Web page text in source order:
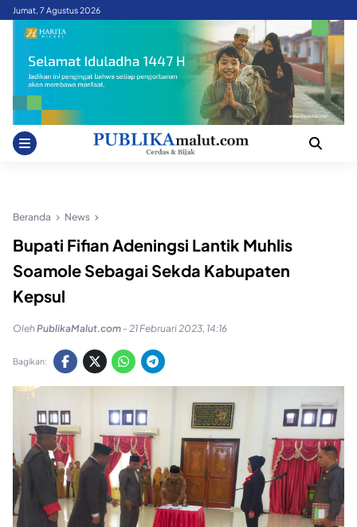
SkipJumat, 7 Agustus 2026
Beranda News
Bupati Fifian Adeningsi Lantik Muhlis
Soamole Sebagai Sekda Kabupaten
Kepsul
OlehPublikaMalut.com - 21 Februari 2023, 14:16
Bagikan: